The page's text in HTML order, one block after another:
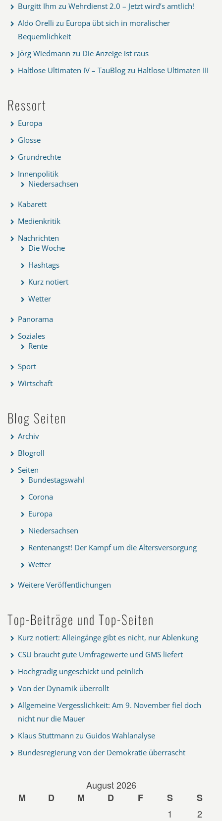
Burgitt Ihm zu Wehrdienst 2.0 – Jetzt wird’s amtlich!
Aldo Orelli zu Europa übt sich in moralischer
Bequemlichkeit
Jörg Wiedmann zu Die Anzeige ist raus
Haltlose Ultimaten IV – TauBlog zu Haltlose Ultimaten III
Ressort
Europa
Glosse
Grundrechte
Innenpolitik
Niedersachsen
Kabarett
Medienkritik
Nachrichten
Die Woche
Hashtags
Kurz notiert
Wetter
Panorama
Soziales
Rente
Sport
Wirtschaft
Blog Seiten
Archiv
Blogroll
Seiten
Bundestagswahl
Corona
Europa
Niedersachsen
Rentenangst! Der Kampf um die Altersversorgung
Wetter
Weitere Veröffentlichungen
Top-Beiträge und Top-Seiten
Kurz notiert: Alleingänge gibt es nicht, nur Ablenkung
CSU braucht gute Umfragewerte und GMS liefert
Hochgradig ungeschickt und peinlich
Von der Dynamik überrollt
Allgemeine Vergesslichkeit: Am 9. November fiel doch
nicht nur die Mauer
Klaus Stuttmann zu Guidos Wahlanalyse
Bundesregierung von der Demokratie überrascht
August 2026
M
D M D F S
S
1
2